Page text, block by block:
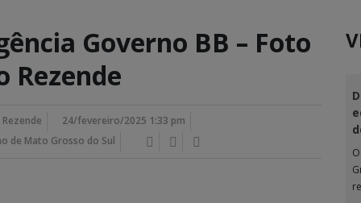
Governo BB – Foto
Rezende
24/fevereiro/2025 1:33 pm
de Mato Grosso do Sul